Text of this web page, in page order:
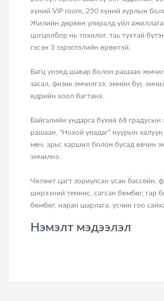
хүний VIP room, 250 хүний хурлын
Жилийн дөрвөн улиралд үйл
цогцолбор нь тохилог, таь тухтай
гэсэн 3 зэрэглэлийн өрөөтэй.
Багц үнэнд шавар болон рашаан
засал, физик эмчилгээ, эмийн бус
өдрийн хоол багтана.
Байгалийн ундарга бүхий 68 градусын
рашаан, “Нохой унадаг” нуурын
мөч, арьс харшил болон бусад өвчин
эмчилнэ.
Чөлөөт цагт зориулсан усан бассейн,
ширээний теннис, сагсан бөмбөг, гар
бөмбөг, наран шарлага, үсчин гоо
Нэмэлт мэдээлэл